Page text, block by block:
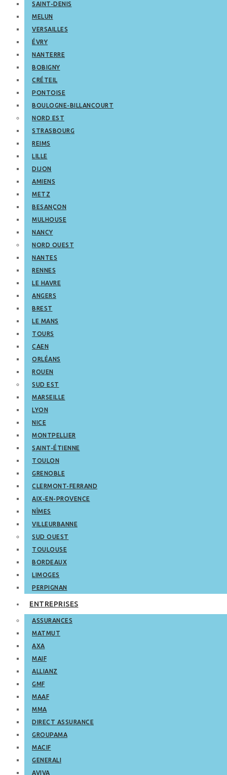
SAINT-DENIS
MELUN
VERSAILLES
ÉVRY
NANTERRE
BOBIGNY
CRÉTEIL
PONTOISE
BOULOGNE-BILLANCOURT
NORD EST
STRASBOURG
REIMS
LILLE
DIJON
AMIENS
METZ
BESANÇON
MULHOUSE
NANCY
NORD OUEST
NANTES
RENNES
LE HAVRE
ANGERS
BREST
LE MANS
TOURS
CAEN
ORLÉANS
ROUEN
SUD EST
MARSEILLE
LYON
NICE
MONTPELLIER
SAINT-ÉTIENNE
TOULON
GRENOBLE
CLERMONT-FERRAND
AIX-EN-PROVENCE
NÎMES
VILLEURBANNE
SUD OUEST
TOULOUSE
BORDEAUX
LIMOGES
PERPIGNAN
ENTREPRISES
ASSURANCES
MATMUT
AXA
MAIF
ALLIANZ
GMF
MAAF
MMA
DIRECT ASSURANCE
GROUPAMA
MACIF
GENERALI
AVIVA